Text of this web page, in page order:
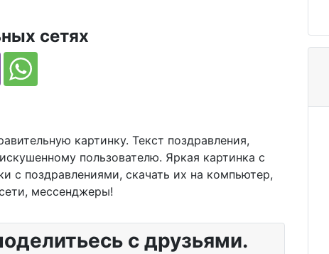
сетях
картинку. Текст поздравления,
пользователю. Яркая картинка с
поздравлениями, скачать их на компьютер,
мессенджеры!
с друзьями.